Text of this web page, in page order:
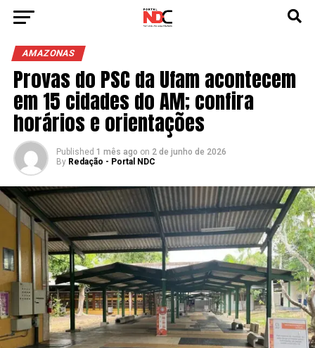
AMAZONAS
Provas do PSC da Ufam acontecem
em 15 cidades do AM; confira
horários e orientações
Published 1 mês ago on 2 de junho de 2026
By Redação - Portal NDC